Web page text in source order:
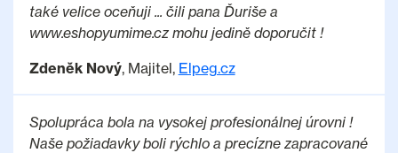
také velice oceňuji ... čili pana Ďuriše a
www.eshopyumime.cz mohu jedině doporučit !
Zdeněk Nový, Majitel, Elpeg.cz
Spolupráca bola na vysokej profesionálnej úrovni !
Naše požiadavky boli rýchlo a precízne zapracované